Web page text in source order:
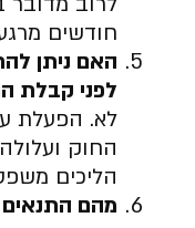
חודשים
האם ניתן
לפני קבלת
לא. הפעלת
החוק
הליכים
מהם התנאים